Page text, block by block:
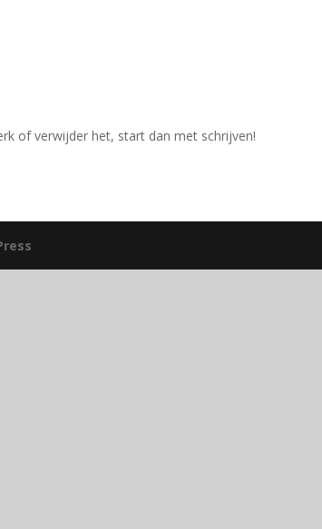
of verwijder het, start dan met schrijven!